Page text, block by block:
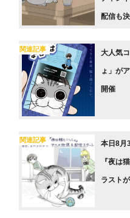
配信も
関連記事 大人気
ょ」が
開催
関連記事 本日8月
『夜は
ラスト